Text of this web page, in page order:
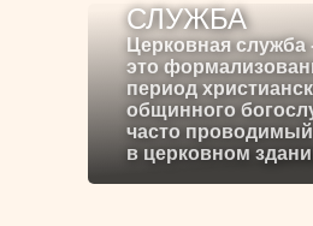
СЛУЖБА
Церковная служба
это
период
общинного
часто проводимый
в церковном